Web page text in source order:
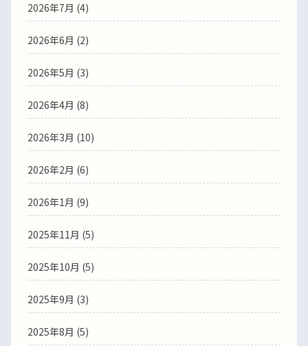
2026年7月 (4)
2026年6月 (2)
2026年5月 (3)
2026年4月 (8)
2026年3月 (10)
2026年2月 (6)
2026年1月 (9)
2025年11月 (5)
2025年10月 (5)
2025年9月 (3)
2025年8月 (5)